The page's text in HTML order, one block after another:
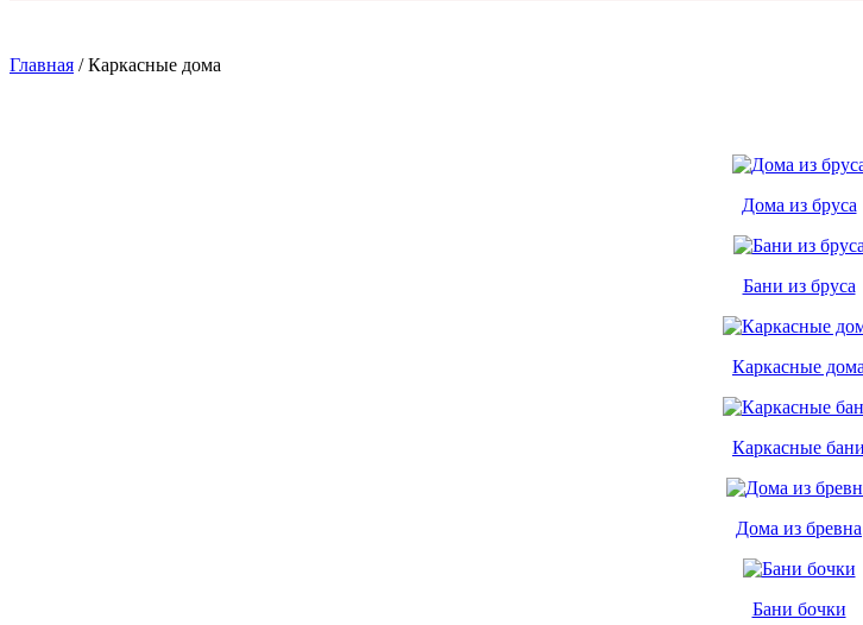
Главная /Каркасные дома
Дома из бруса
Бани из бруса
Каркасные дома
Каркасные бани
Дома из бревна
Бани бочки